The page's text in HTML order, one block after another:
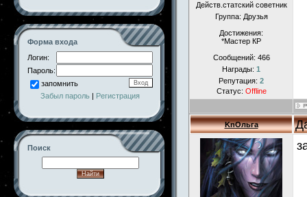
Форма входа
Логин:
Пароль:
запомнить
Забыл пароль | Регистрация
Поиск
Действ.статский советник
Группа: Друзья
Достижения:
*Мастер КР
Сообщений: 466
Награды: 1
Репутация: 2
Статус: Offline
KnОльга